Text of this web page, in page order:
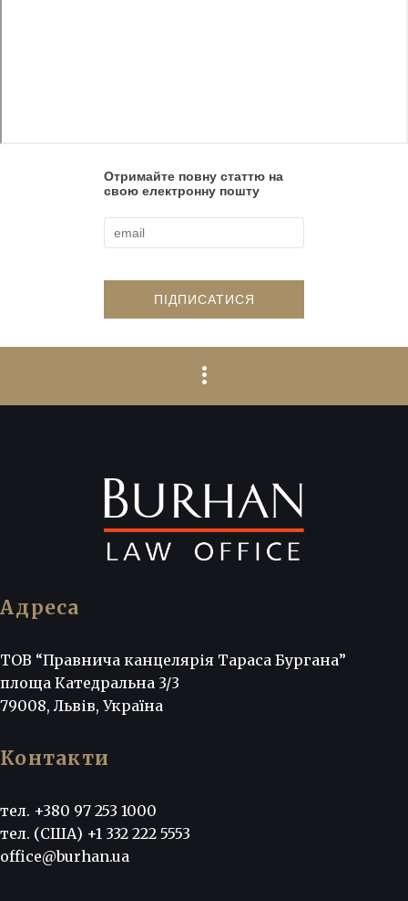
Отримайте повну статтю на
свою електронну пошту
Адреса
ТОВ “Правнича канцелярія Тараса Бургана”
площа Катедральна 3/3
79008, Львів, Україна
Контакти
тел. +380 97 253 1000
тел. (США) +1 332 222 5553
office@burhan.ua